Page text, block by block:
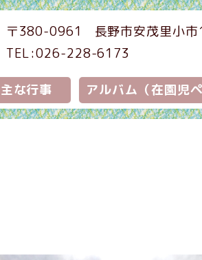
〒380-0961
長野市安茂里小
TEL:026-228-6173
主な行事 アルバム（在園児ペ